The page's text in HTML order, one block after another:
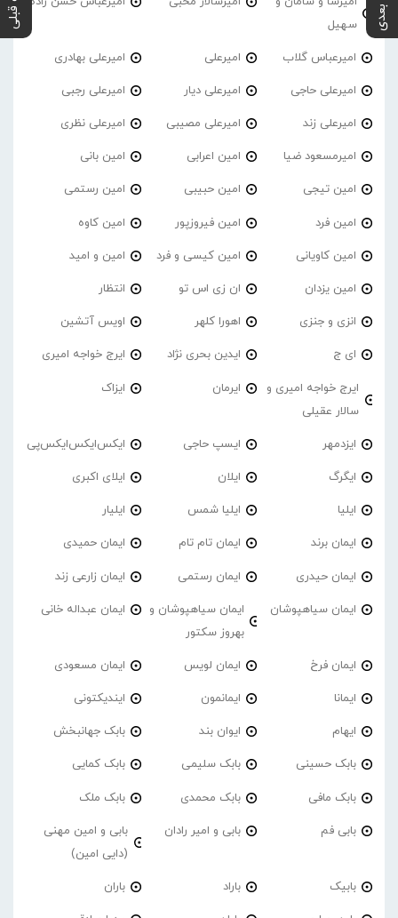
سهیل
امیرعباس گلاب امیرعلی امیرعلی بهادری
امیرعلی حاجی امیرعلی دیار امیرعلی رجبی
امیرعلی زند امیرعلی مصیبی امیرعلی نظری
امیرمسعود ضیا امین اعرابی امین بانی
امین تیجی امین حبیبی امین رستمی
امین فرد امین فیروزپور امین کاوه
امین کاویانی امین کیسی و فرد امین و امید
امین یزدان ان زی اس تو انتظار
انزی و جنزی اهورا کلهر اویس آتشین
ای ج ایدین بحری نژاد ایرج خواجه امیری
ایرج خواجه امیری و
سالار عقیلی
ایرمان ایزاک
ایزدمهر ایسپ حاجی ایکس‌ایکس‌ایکس‌پی
ایگرگ ایلان ایلای اکبری
ایلیا ایلیا شمس ایلیار
ایمان برند ایمان تام تام ایمان حمیدی
ایمان حیدری ایمان رستمی ایمان زارعی زند
ایمان سیاهپوشان
ایمان سیاهپوشان و
بهروز سکتور
ایمان عبداله خانی
ایمان فرخ ایمان لویس ایمان مسعودی
ایمانا ایمانمون ایندیکتونی
ایهام ایوان بند بابک جهانبخش
بابک حسینی بابک سلیمی بابک کمایی
بابک مافی بابک محمدی بابک ملک
بابی فم بابی و امیر رادان
بابی و امین مهنی
(دایی امین)
بابیک باراد باران